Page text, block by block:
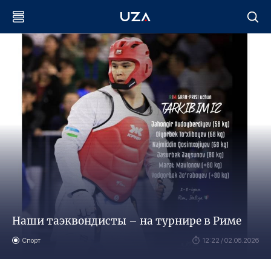
Наши таэквондисты ­­– на турнире в Риме
Спорт 12:22 / 02.06.2026